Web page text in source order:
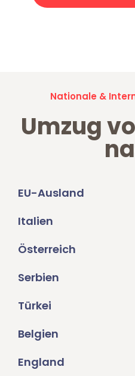
Nationale &
Umzug
EU-Ausland
Italien
Österreich
Serbien
Türkei
Belgien
England